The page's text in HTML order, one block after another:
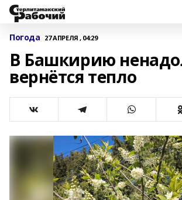
Погода 27 АПРЕЛЯ , 04:29
В Башкирию
вернётся тепло